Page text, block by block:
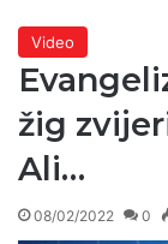
Video
žig
Ali…
08/02/2022 0